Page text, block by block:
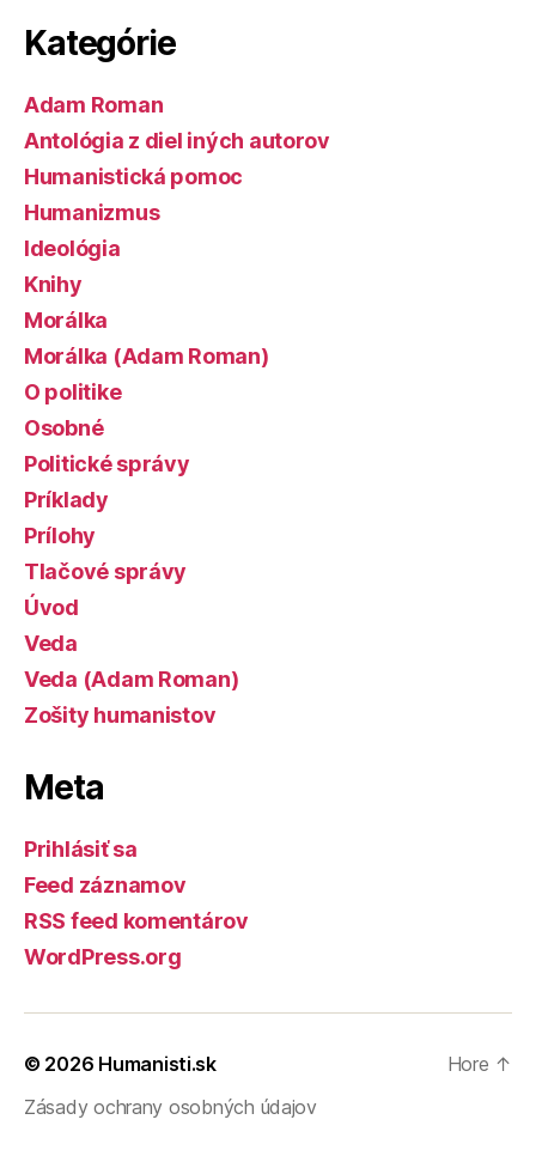
Kategórie
Adam Roman
Antológia z diel iných autorov
Humanistická pomoc
Humanizmus
Ideológia
Knihy
Morálka
Morálka (Adam Roman)
O politike
Osobné
Politické správy
Príklady
Prílohy
Tlačové správy
Úvod
Veda
Veda (Adam Roman)
Zošity humanistov
Meta
Prihlásiť sa
Feed záznamov
RSS feed komentárov
WordPress.org
© 2026 Humanisti.sk
Zásady ochrany osobných údajov
Hore ↑